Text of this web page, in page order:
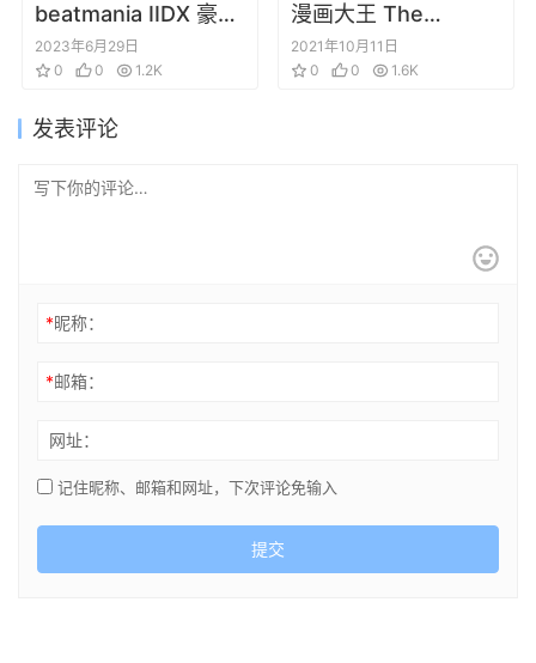
beatmania IIDX 豪華
画集 The Golden
Liner 26 Rootage
Edition
2023年6月29日
0
0 1.2K
漫画大王 The
Animation Visual
Book1+2
2021年10月11日
0
0 1.6K
发表评论
*昵称：
*邮箱：
网址：
记住昵称、邮箱和网址，下次评论免输入
提交